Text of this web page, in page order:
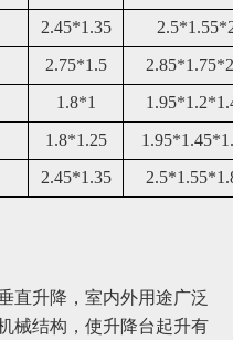
2.45*1.35
2.75*1.5
1.8*1
1.8*1.25
2.45*1.35
直升降，室内外用途广泛
械结构，使升降台起升有